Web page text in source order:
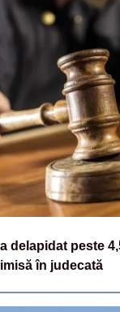
delapidat peste
în judecată